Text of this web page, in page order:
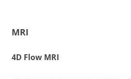
MRI
4D Flow MRI